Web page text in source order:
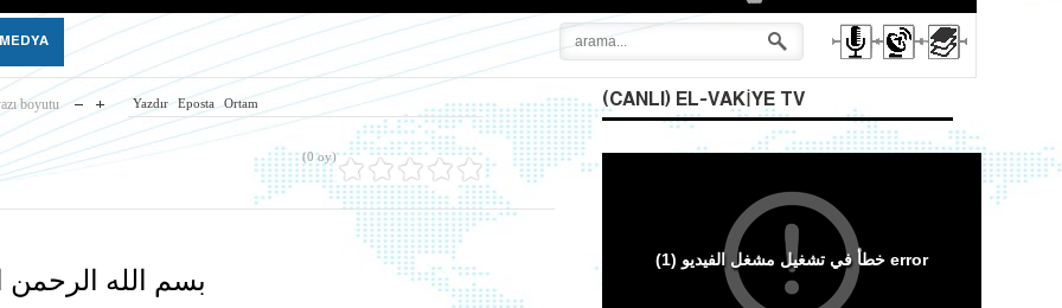
boyutu Yazdır Eposta Ortam
(0 oy)
بسم الله الرحمن
(CANLI) EL-VAKIYE TV